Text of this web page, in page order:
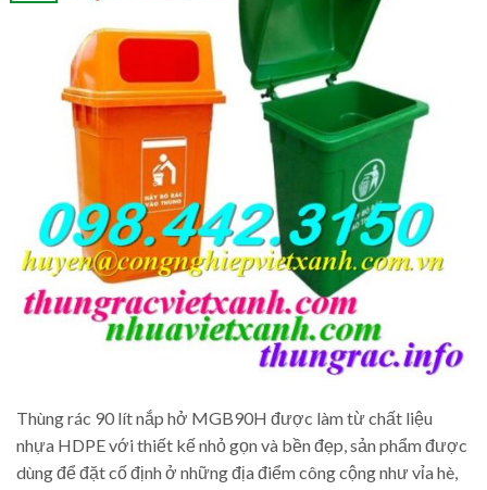
Thùng rác 90 lít nắp hở MGB90H được làm từ chất liệu
nhựa HDPE với thiết kế nhỏ gọn và bền đẹp, sản phẩm được
dùng để đặt cố định ở những địa điểm công cộng như vỉa hè,